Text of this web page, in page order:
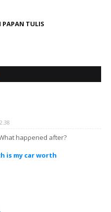
PAPAN TULIS
hapρеned аfter?
is my car worth